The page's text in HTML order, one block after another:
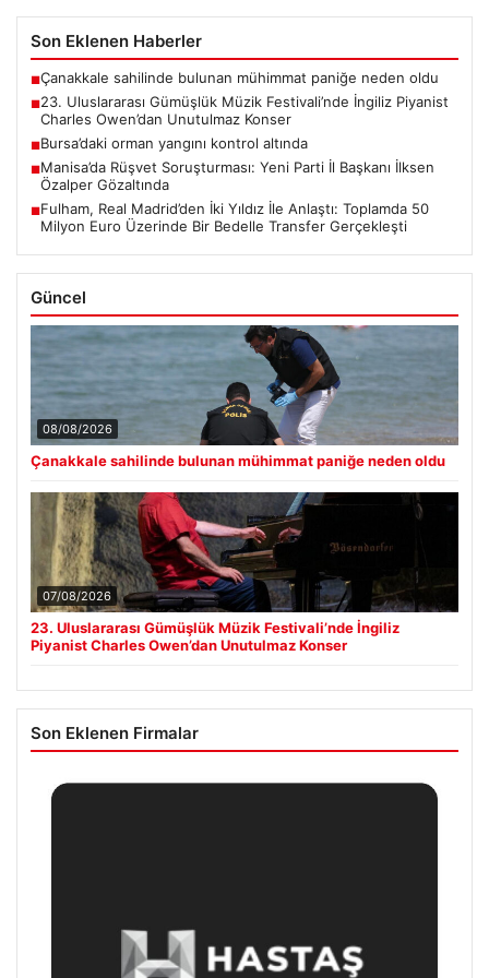
Son Eklenen Haberler
■Çanakkale sahilinde bulunan mühimmat paniğe neden oldu
■23. Uluslararası Gümüşlük Müzik Festivali’nde İngiliz Piyanist
Charles Owen’dan Unutulmaz Konser
■Bursa’daki orman yangını kontrol altında
■Manisa’da Rüşvet Soruşturması: Yeni Parti İl Başkanı İlksen
Özalper Gözaltında
■Fulham, Real Madrid’den İki Yıldız İle Anlaştı: Toplamda 50
Milyon Euro Üzerinde Bir Bedelle Transfer Gerçekleşti
Güncel
08/08/2026
Çanakkale sahilinde bulunan mühimmat paniğe neden oldu
07/08/2026
23. Uluslararası Gümüşlük Müzik Festivali’nde İngiliz
Piyanist Charles Owen’dan Unutulmaz Konser
Son Eklenen Firmalar